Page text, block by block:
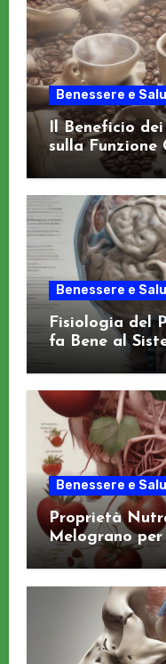
Benessere e
Il Beneficio
sulla Funzione
Benessere e
Fisiologia del
fa Bene al
Benessere e
Proprietà
Melograno